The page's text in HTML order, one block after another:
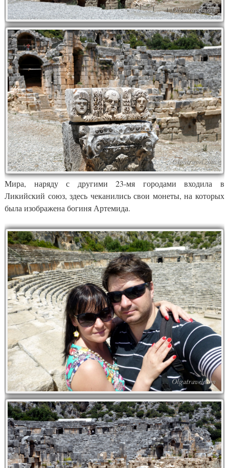
Мира, наряду с другими 23-мя городами входила в
Ликийский союз, здесь чеканились свои монеты, на которых
была изображена богиня Артемида.